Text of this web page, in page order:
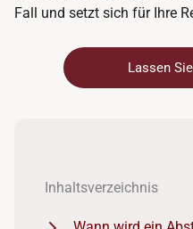
Fall und setzt sich für Ihre
Lassen
Inhaltsverzeichnis